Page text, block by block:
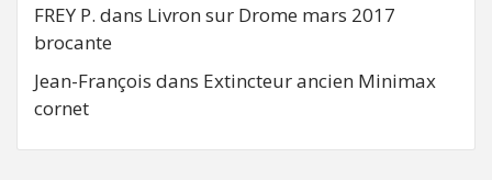
FREY P. dans Livron sur Drome mars 2017
brocante
Jean-François dans Extincteur ancien Minimax
cornet